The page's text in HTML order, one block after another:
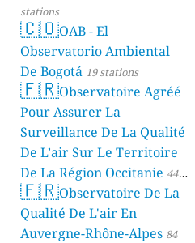
stations
🇨🇴OAB - El
Observatorio Ambiental
De Bogotá 19 stations
🇫🇷Observatoire Agréé
Pour Assurer La
Surveillance De La Qualité
De L’air Sur Le Territoire
De La Région Occitanie 44
stations
🇫🇷Observatoire De La
Qualité De L'air En
Auvergne-Rhône-Alpes 84